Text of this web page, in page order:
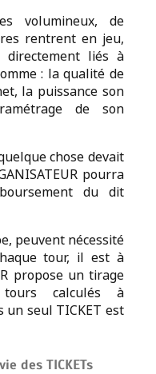
volumineux, de
rentrent en jeu,
liés à
: la qualité de
la puissance son
de son
chose devait
pourra
du dit
peuvent nécessité
tour, il est à
propose un tirage
calculés à
un seul TICKET est
des TICKETs